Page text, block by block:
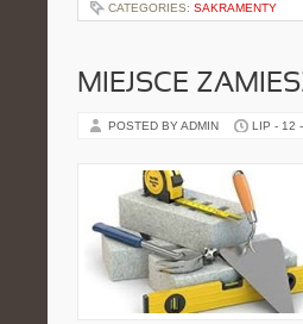
CATEGORIES: SAKRAMENTY
MIEJSCE
POSTED BY ADMIN LIP - 12